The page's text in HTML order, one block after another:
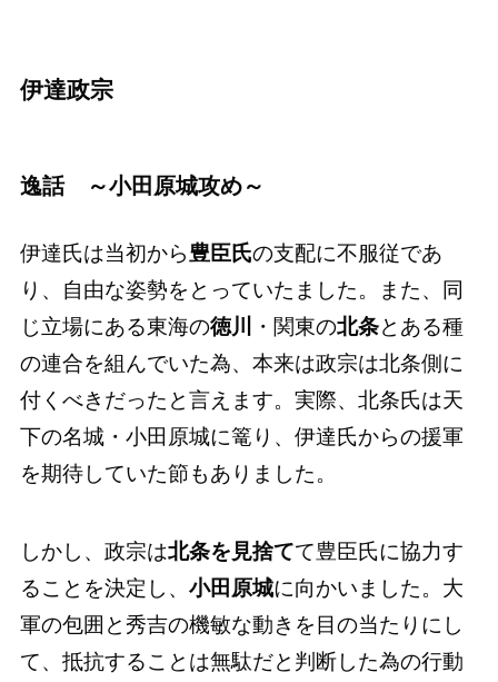
伊達政宗
逸話 ～小田原城攻め～
伊達氏は当初から豊臣氏の支配に不服従であ
り、自由な姿勢をとっていたました。また、同
じ立場にある東海の徳川 ・関東の北条とある種
の連合を組んでいた為、本来は政宗は北条側に
付くべきだったと言えます。実際、北条氏は天
下の名城・小田原城に篭り、伊達氏からの援軍
を期待していた節もありました。
しかし、政宗は北条を見捨てて豊臣氏に協力す
ることを決定し、 小田原城に向かいました。大
軍の包囲と秀吉の機敏な動きを目の当たりにし
て、抵抗することは無駄だと判断した為の行動